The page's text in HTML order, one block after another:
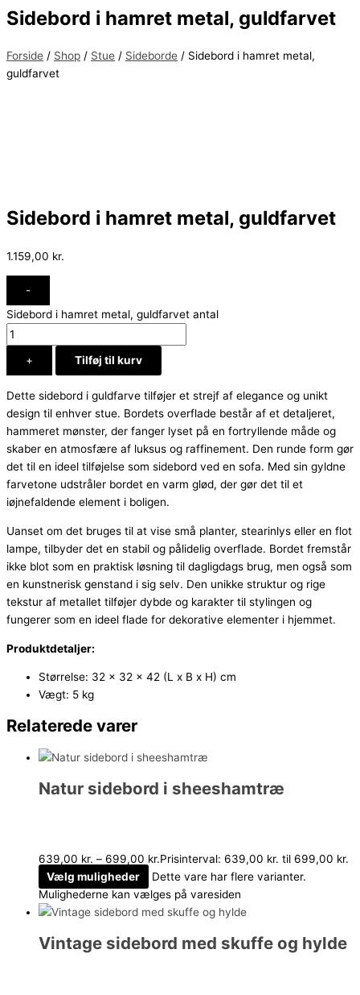
Sidebord i hamret metal, guldfarvet
Forside / Shop / Stue / Sideborde / Sidebord i hamret metal,
guldfarvet
Sidebord i hamret metal, guldfarvet
1.159,00 kr.
-
Sidebord i hamret metal, guldfarvet antal
+ Tilføj til kurv
Dette sidebord i guldfarve tilføjer et strejf af elegance og unikt
design til enhver stue. Bordets overflade består af et detaljeret,
hammeret mønster, der fanger lyset på en fortryllende måde og
skaber en atmosfære af luksus og raffinement. Den runde form gør
det til en ideel tilføjelse som sidebord ved en sofa. Med sin gyldne
farvetone udstråler bordet en varm glød, der gør det til et
iøjnefaldende element i boligen.
Uanset om det bruges til at vise små planter, stearinlys eller en flot
lampe, tilbyder det en stabil og pålidelig overflade. Bordet fremstår
ikke blot som en praktisk løsning til dagligdags brug, men også som
en kunstnerisk genstand i sig selv. Den unikke struktur og rige
tekstur af metallet tilføjer dybde og karakter til stylingen og
fungerer som en ideel flade for dekorative elementer i hjemmet.
Produktdetaljer:
Størrelse: 32 x 32 x 42 (L x B x H) cm
Vægt: 5 kg
Relaterede varer
Natur sidebord i sheeshamtræ
639,00 kr. – 699,00 kr.Prisinterval: 639,00 kr. til 699,00 kr.
Vælg muligheder
Dette vare har flere varianter.
Mulighederne kan vælges på varesiden
Vintage sidebord med skuffe og hylde